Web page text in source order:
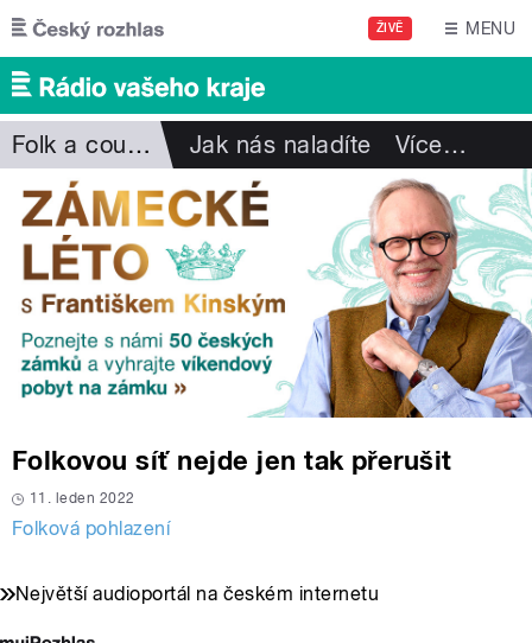
Přejít k hlavnímu obsahu
ŽIVĚ MENU
Folk a country Jak nás naladíte Více…
Folkovou síť nejde jen tak přerušit
11. leden 2022
Folková pohlazení
Největší audioportál na českém internetu